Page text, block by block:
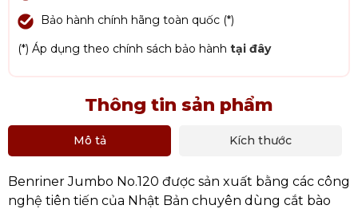
Bảo hành chính hãng toàn quốc (*)
(*) Áp dụng theo chính sách bảo hành tại đây
Thông tin sản phẩm
Mô tả Kích thước
Benriner Jumbo No.120 được sản xuất bằng các công
nghệ tiên tiến của Nhật Bản chuyên dùng cắt bào